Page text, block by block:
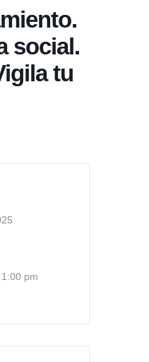
social.
tu
pm